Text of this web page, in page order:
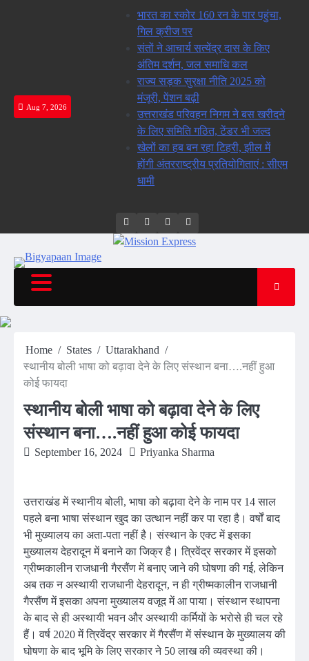
Aug 7, 2026
भारत का स्कोर 160 रन के पार पहुंचा,
गिल क्रीज पर
संतों ने आचार्य सत्येंद्र दास के किए
अंतिम दर्शन, जल समाधि कल
राज्य सड़क सुरक्षा नीति 2025 को
मंजूरी, पेंशन बढ़ी
उत्तराखंड परिवहन निगम ने बस खरीदने
के लिए समिति गठित, टेंडर भी जल्द
खेलों का हब बन रहा टिहरी, झील में
होंगी अंतरराष्ट्रीय प्रतियोगिताएं : सीएम
धामी
Twitter FacebookLinkedIn
Home States
Uttarakhand
स्थानीय बोली भाषा को बढ़ावा देने के लिए संस्थान बना….नहीं हुआ
कोई फायदा
स्थानीय बोली भाषा को बढ़ावा देने के लिए
संस्थान बना….नहीं हुआ कोई फायदा
September 16, 2024 Priyanka Sharma
उत्तराखंड में स्थानीय बोली, भाषा को बढ़ावा देने के नाम पर 14 साल
पहले बना भाषा संस्थान खुद का उत्थान नहीं कर पा रहा है। वर्षों बाद
भी मुख्यालय का अता-पता नहीं है। संस्थान के एक्ट में इसका
मुख्यालय देहरादून में बनाने का जिक्र है। त्रिवेंद्र सरकार में इसको
ग्रीष्मकालीन राजधानी गैरसैंण में बनाए जाने की घोषणा की गई, लेकिन
अब तक न अस्थायी राजधानी देहरादून, न ही ग्रीष्मकालीन राजधानी
गैरसैंण में इसका अपना मुख्यालय वजूद में आ पाया। संस्थान स्थापना
के बाद से ही अस्थायी भवन और अस्थायी कर्मियों के भरोसे ही चल रहे
हैं। वर्ष 2020 में त्रिवेंद्र सरकार में गैरसैंण में संस्थान के मुख्यालय की
घोषणा के बाद भूमि के लिए सरकार ने 50 लाख की व्यवस्था की।